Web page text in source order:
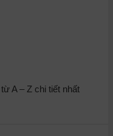
A – Z chi tiết nhất